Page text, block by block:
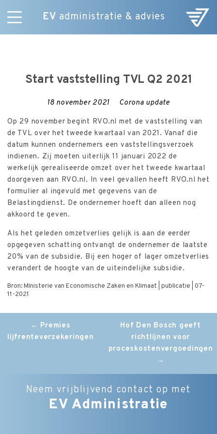
EV administratie & advies
Skip
NieuwsStart vaststelling TVL Q2 2021
18 november 2021 Corona update
Op 29 november begint RVO.nl met de vaststelling van
de TVL over het tweede kwartaal van 2021. Vanaf die
datum kunnen ondernemers een vaststellingsverzoek
indienen. Zij moeten uiterlijk 11 januari 2022 de
werkelijk gerealiseerde omzet over het tweede kwartaal
doorgeven aan RVO.nl. In veel gevallen heeft RVO.nl het
formulier al ingevuld met gegevens van de
Belastingdienst. De ondernemer hoeft dan alleen nog
akkoord te geven.
Als het geleden omzetverlies gelijk is aan de eerder
opgegeven schatting ontvangt de ondernemer de laatste
20% van de subsidie. Bij een hoger of lager omzetverlies
verandert de hoogte van de uiteindelijke subsidie.
Bron: Ministerie van Economische Zaken en Klimaat | publicatie | 07-
11-2021
Post
navigation
← Premies
lijfrenteverzekeringen
Hof Den Bosch geeft
richtlijnen voor
proceskostenvergoedingen
→
Neem vrijblijvend contact op met
EV Administratie